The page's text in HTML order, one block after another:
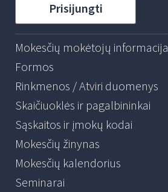
Prisijungti
Mokesčių mokėtojų informacija
Formos
Rinkmenos / Atviri duomenys
Skaičiuoklės ir pagalbininkai
Sąskaitos ir įmokų kodai
Mokesčių žinynas
Mokesčių kalendorius
Seminarai